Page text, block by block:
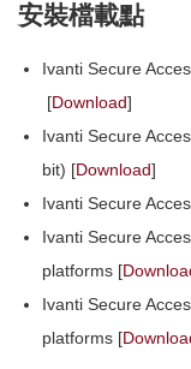
安裝檔載點
Ivanti Secure
[Download]
Ivanti Secure
bit) [Download]
Ivanti Secure
Ivanti Secure
platforms [
Ivanti Secure
platforms [